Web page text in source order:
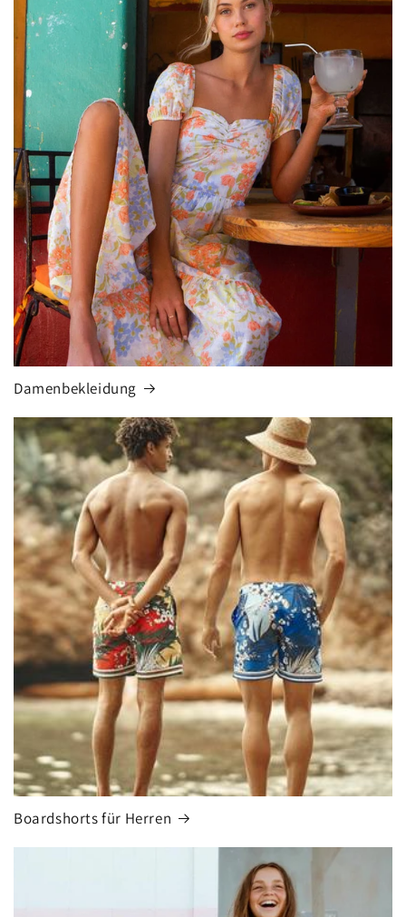
Damenbekleidung
Boardshorts für Herren